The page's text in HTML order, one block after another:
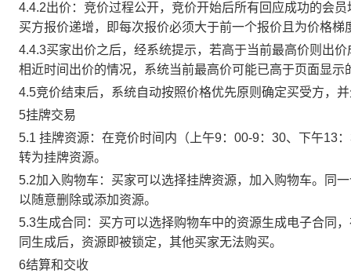
4.4.2出价：竞价过程公开，竞价开始后所有回应成功的会
买方报价递增，即每次报价必须大于前一个报价且为价格
4.4.3买家出价之后，经系统提示，若高于当前最高价则出
相近时间出价的情况，系统当前最高价可能已高于页面显示
4.5竞价结束后，系统自动按照价格优先原则确定买受方，
5挂牌交易
5.1 挂牌资源：在竞价时间内（上午9：00-9：30、下午13
转为挂牌资源。
5.2加入购物车：买家可以选择挂牌资源，加入购物车。同
以随意删除或添加资源。
5.3生成合同：买方可以选择购物车中的资源生成电子合同
同生成后，资源即被锁定，其他买家无法购买。
6结算和交收